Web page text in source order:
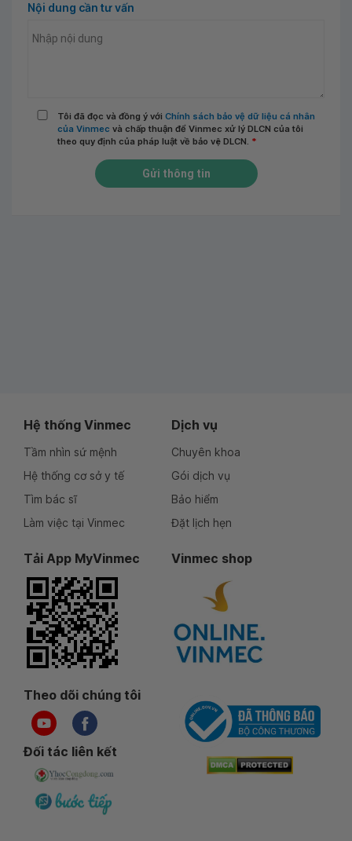
Nội dung cần tư vấn
Tôi đã đọc và đồng ý với Chính sách bảo vệ dữ liệu cá nhân
của Vinmec và chấp thuận để Vinmec xử lý DLCN của tôi
theo quy định của pháp luật về bảo vệ DLCN. *
Gửi thông tin
Hệ thống Vinmec
Tầm nhìn sứ mệnh
Hệ thống cơ sở y tế
Tìm bác sĩ
Làm việc tại Vinmec
Dịch vụ
Chuyên khoa
Gói dịch vụ
Bảo hiểm
Đặt lịch hẹn
Tải App MyVinmec Vinmec shop
Theo dõi chúng tôi
Đối tác liên kết